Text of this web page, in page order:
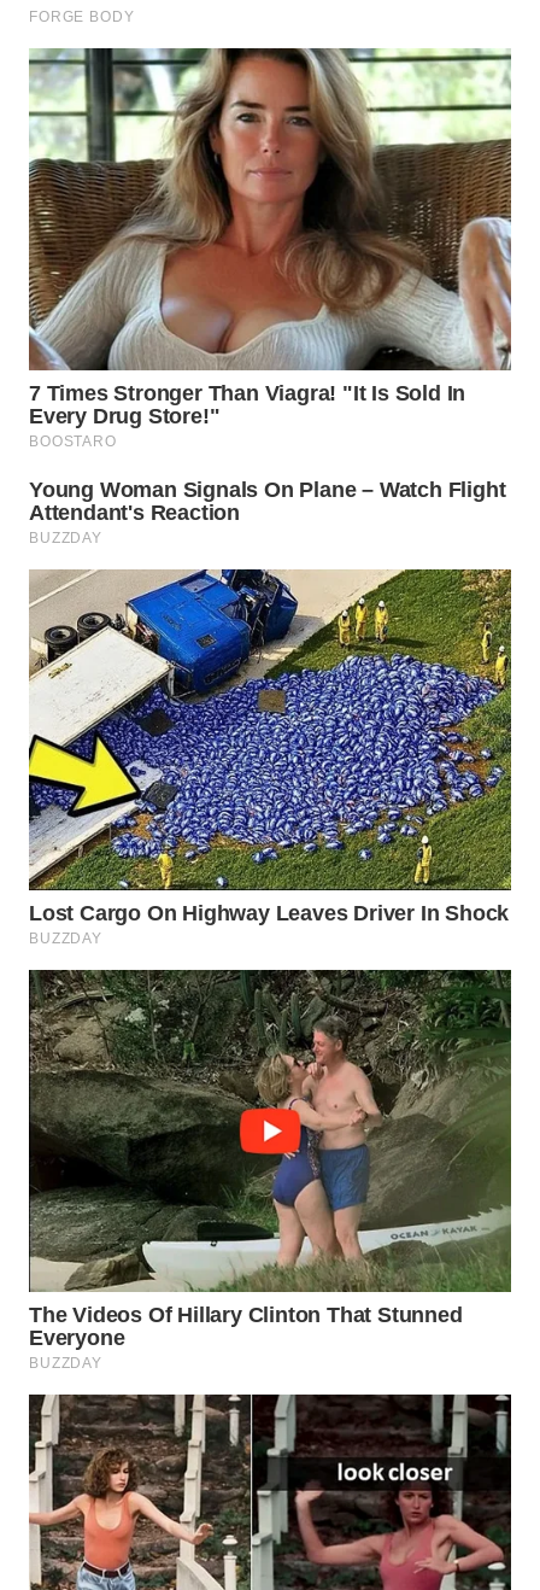
WN
SIMALUNGUN
WN
LABUHANBATU
WN
TAPANULI
TENGAH
WN DELI
SERDANG
WN
TEBING
WN
PAKPAK
WN
KARAWANG
WN
BEKASI
WN
BOGOR
WN
DEPOK
WN
TAPANULI
UTARA
WN
SAMOSIR
PADANG
LAWAS
WN
SUMEDANG
WN
CIANJUR
WN
KEPULAUAN
SERIBU
WN